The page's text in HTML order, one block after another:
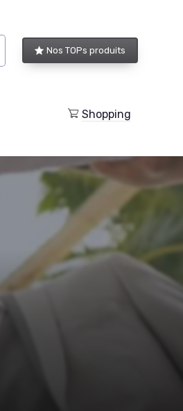
Nos TOPs produits
Shopping